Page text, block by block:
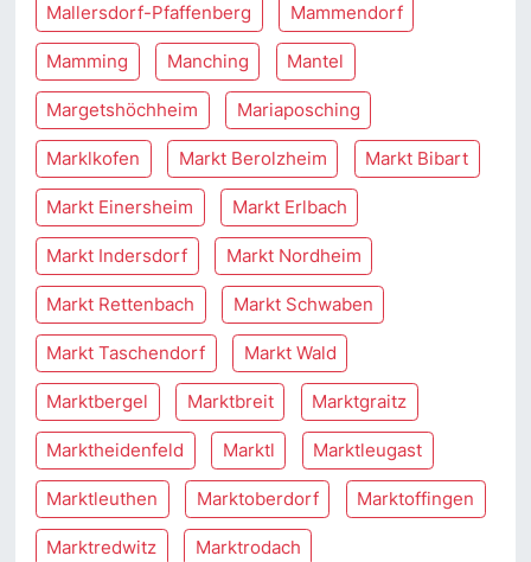
Mallersdorf-Pfaffenberg Mammendorf
Mamming Manching Mantel
Margetshöchheim Mariaposching
Marklkofen Markt Berolzheim Markt Bibart
Markt Einersheim Markt Erlbach
Markt Indersdorf Markt Nordheim
Markt Rettenbach Markt Schwaben
Markt Taschendorf Markt Wald
Marktbergel Marktbreit Marktgraitz
Marktheidenfeld Marktl Marktleugast
Marktleuthen Marktoberdorf Marktoffingen
Marktredwitz Marktrodach